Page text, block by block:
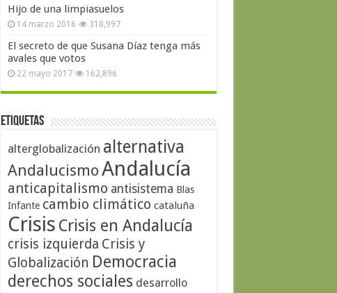
Hijo de una limpiasuelos
14 marzo 2016 318,997
El secreto de que Susana Díaz tenga más
avales que votos
22 mayo 2017 162,896
Etiquetas
alterglobalización alternativa
AndalucismoAndalucía
anticapitalismo antisistema Blas
Infante cambio climático cataluña
Crisis Crisis en Andalucía
crisis izquierda Crisis y
Globalización Democracia
derechos sociales desarrollo